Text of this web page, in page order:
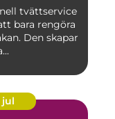
tvättservice
bara rengöra
Den skapar
jul